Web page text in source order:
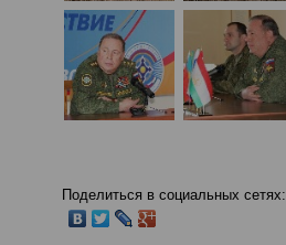
Поделиться в социальных сетях: